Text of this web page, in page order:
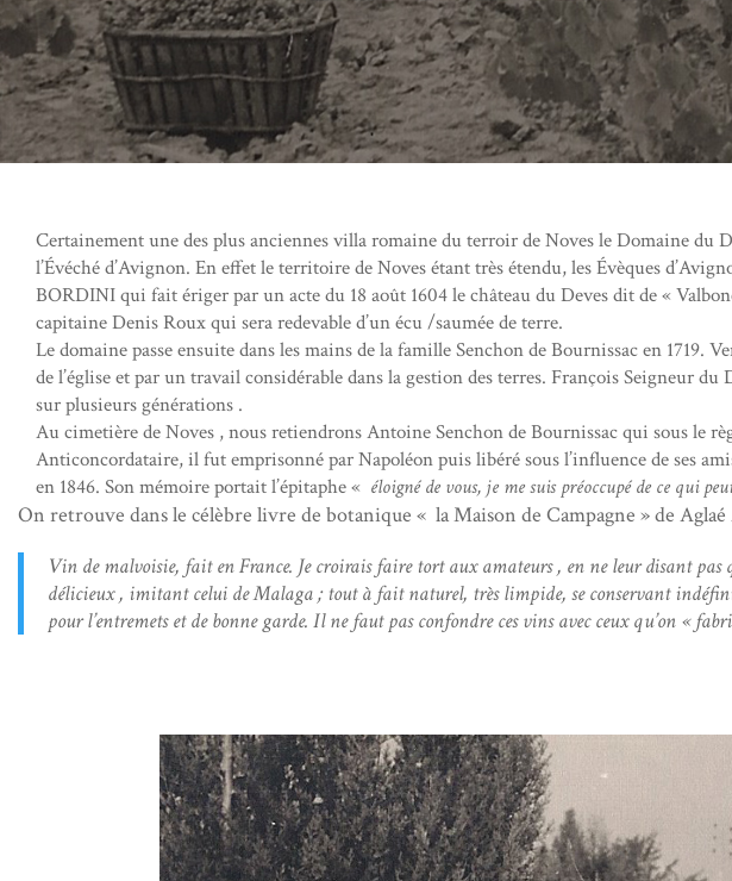
Certainement une des plus anciennes villa romaine du terroir de Noves le Domaine du
l’Évéché d’Avignon. En effet le territoire de Noves étant très étendu, les Évèques
BORDINI qui fait ériger par un acte du 18 août 1604 le château du Deves dit de «
capitaine Denis Roux qui sera redevable d’un écu /saumée de terre.
Le domaine passe ensuite dans les mains de la famille Senchon de Bournissac en 1719.
de l’église et par un travail considérable dans la gestion des terres. François Seigneur
sur plusieurs générations .
Au cimetière de Noves , nous retiendrons Antoine Senchon de Bournissac qui sous le
Anticoncordataire, il fut emprisonné par Napoléon puis libéré sous l’influence de ses
en 1846. Son mémoire portait l’épitaphe « éloigné de vous, je me suis préoccupé de ce qui
On retrouve dans le célèbre livre de botanique « la Maison de Campagne » de
Vin de malvoisie, fait en France. Je croirais faire tort aux amateurs , en ne leur disant
délicieux , imitant celui de Malaga ; tout à fait naturel, très limpide, se conservant
pour l’entremets et de bonne garde. Il ne faut pas confondre ces vins avec ceux qu’on «